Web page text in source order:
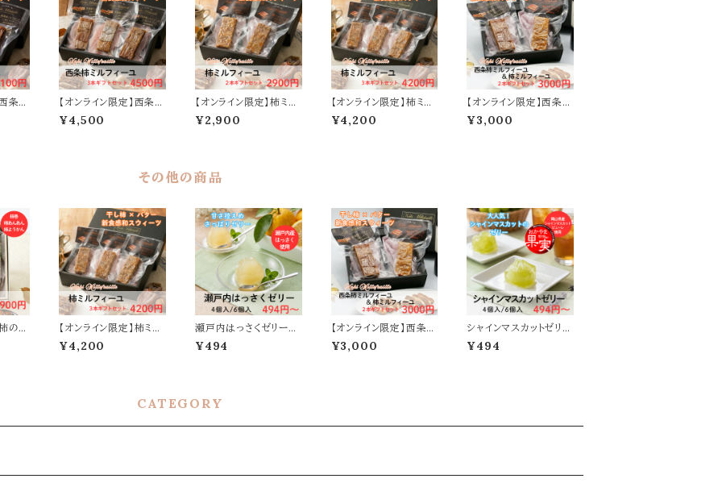
条柿
【オンライン限定】西条柿
ミルフィーユ 3本ギフト
セット｜干し柿とバター
¥4,500
【オンライン限定】柿ミル
フィーユ ２本ギフトセット
｜干し柿とバターの和ス
¥2,900
【オンライン限定】柿ミル
フィーユ 3本ギフトセット
｜干し柿とバターの和ス
¥4,200
【オンライン限定】西条柿
ミルフィーユ＆柿ミルフ
ィーユギフトセット(2本
¥3,000
その他の商品
のギ
【オンライン限定】柿ミル
フィーユ 3本ギフトセット
｜干し柿とバターの和ス
¥4,200
瀬戸内はっさくゼリー｜
瀬戸内産はっさく使用
¥494
【オンライン限定】西条柿
ミルフィーユ＆柿ミルフ
ィーユギフトセット(2本
¥3,000
シャインマスカットゼリー
｜岡山県産シャインマス
カット使用
¥494
CATEGORY